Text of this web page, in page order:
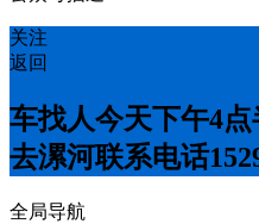
关注
返回
车找人今天下午4
去漯河联系电话
全局导航